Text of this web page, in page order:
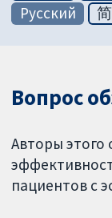
Русский
Вопрос
Авторы этого
пациентов с